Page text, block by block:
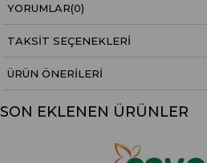
YORUMLAR(0)
TAKSIT SEÇENEKLERI
ÜRÜN ÖNERILERI
SON EKLENEN ÜRÜNLER